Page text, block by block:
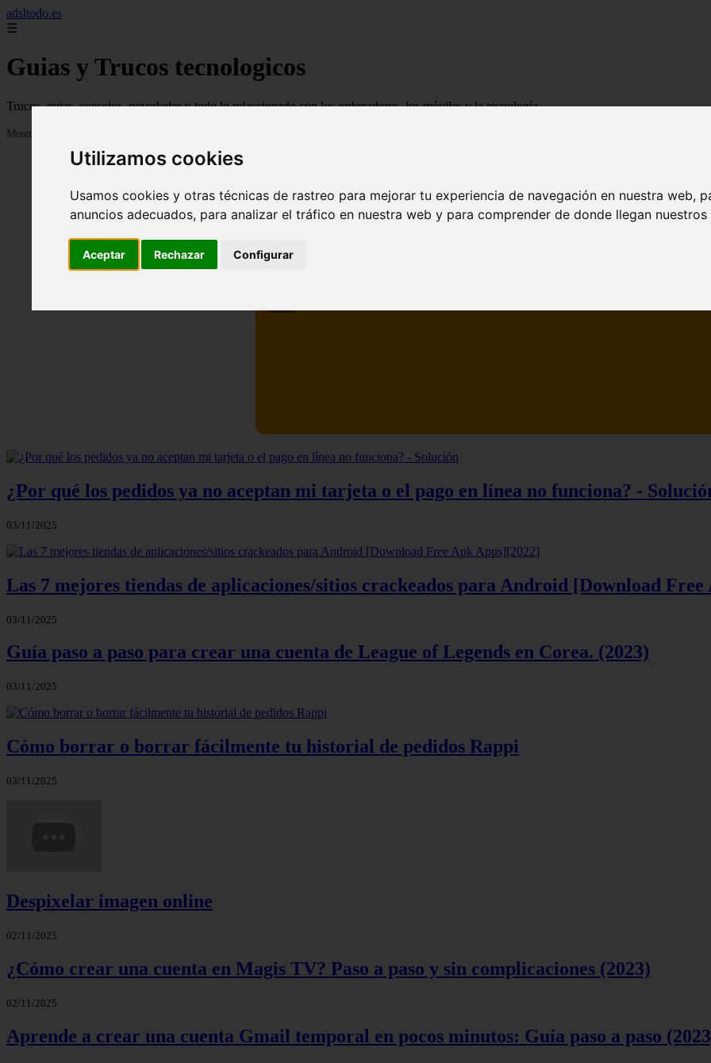
Utilizamos cookies
Usamos cookies y otras técnicas de rastreo para mejorar tu experiencia de navegación en nuestra web,
anuncios adecuados, para analizar el tráfico en nuestra web y para comprender de donde llegan
Aceptar Rechazar Configurar
adsltodo.es
☰
Guias y Trucos tecnologicos
Trucos, guias, consejos, novedades y todo lo relaccionado con los ordenadores, los móviles y la tecnología
Mostrando 1 - 24 de 148 artículos
¿Por qué los pedidos ya no aceptan mi tarjeta o el pago en línea no funciona? -
03/11/2025
Las 7 mejores tiendas de aplicaciones/sitios crackeados para Android [Download
03/11/2025
Guía paso a paso para crear una cuenta de League of Legends en Corea. (2023)
03/11/2025
Cómo borrar o borrar fácilmente tu historial de pedidos Rappi
03/11/2025
Despixelar imagen online
02/11/2025
¿Cómo crear una cuenta en Magis TV? Paso a paso y sin complicaciones (2023)
02/11/2025
Aprende a crear una cuenta Gmail temporal en pocos minutos: Guía paso a paso